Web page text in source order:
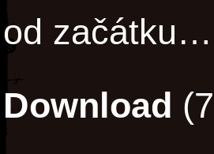
od začátku…
Download